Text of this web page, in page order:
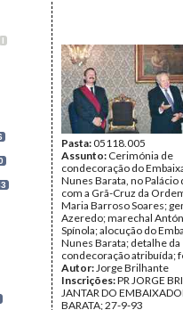
I
Pasta:05118.005
Assunto: Cerimónia de
condecoração do
Nunes Barata, no Palácio
com a Grã-Cruz da
Maria Barroso Soares;
Azeredo; marechal
Spínola; alocução do
Nunes Barata; detalhe da
condecoração atribuída;
Autor:Jorge Brilhante
Inscrições:PR JORGE
JANTAR DO
BARATA; 27-9-93